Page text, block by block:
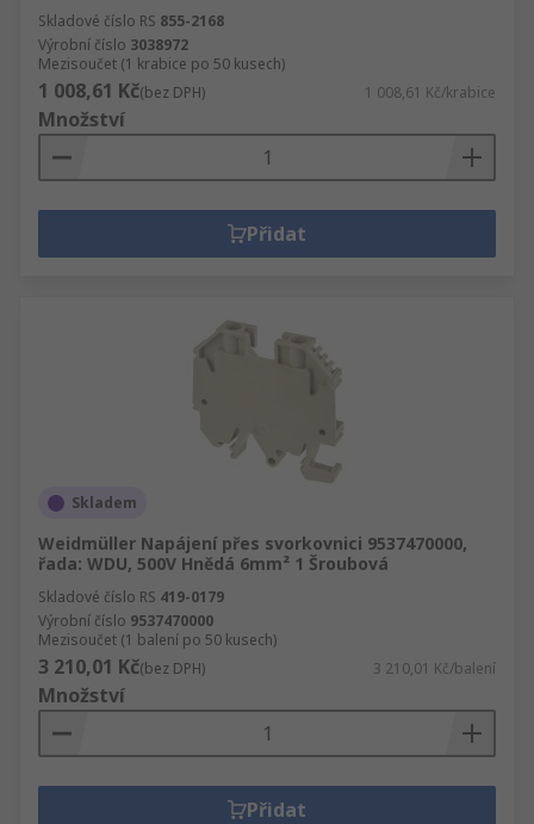
Skladové číslo RS 855-2168
Výrobní číslo 3038972
Mezisoučet (1 krabice po 50 kusech)
1 008,61 Kč(bez DPH) 1 008,61 Kč/krabice
Množství
Přidat
Skladem
Weidmüller Napájení přes svorkovnici 9537470000,
řada: WDU, 500V Hnědá 6mm² 1 Šroubová
Skladové číslo RS 419-0179
Výrobní číslo 9537470000
Mezisoučet (1 balení po 50 kusech)
3 210,01 Kč(bez DPH) 3 210,01 Kč/balení
Množství
Přidat